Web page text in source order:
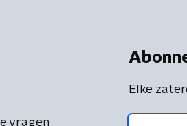
vragen
Elke